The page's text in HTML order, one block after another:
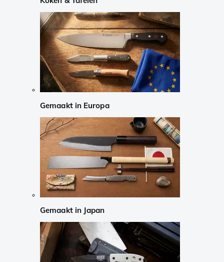
Gemaakt in Europa
Gemaakt in Japan